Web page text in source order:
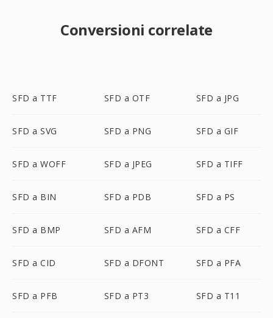
Conversioni correlate
SFD a TTF SFD a OTF SFD a JPG
SFD a SVG SFD a PNG SFD a GIF
SFD a WOFF SFD a JPEG SFD a TIFF
SFD a BIN SFD a PDB SFD a PS
SFD a BMP SFD a AFM SFD a CFF
SFD a CID SFD a DFONT SFD a PFA
SFD a PFB SFD a PT3 SFD a T11